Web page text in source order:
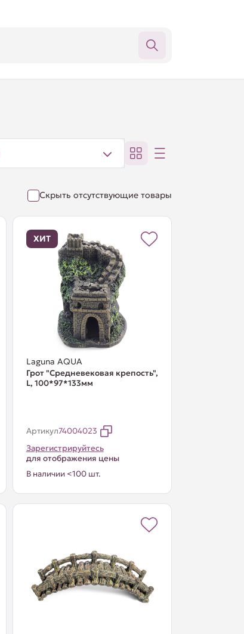
Скрыть отсутствующие товары
ХИТ
Laguna AQUA
Грот "Средневековая крепость",
L, 100*97*133мм
Артикул74004023
Зарегистрируйтесь
для отображения цены
В наличии <100 шт.